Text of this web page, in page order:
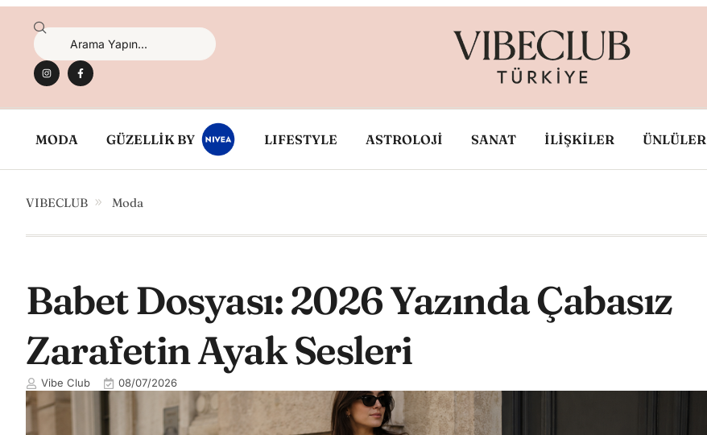
MODA GÜZELLİK BY LIFESTYLE ASTROLOJİ SANAT İLİŞKİLER ÜNLÜLER
VIBECLUB Moda
Babet Dosyası: 2026 Yazında Çabasız
Zarafetin Ayak Sesleri
Vibe Club 08/07/2026